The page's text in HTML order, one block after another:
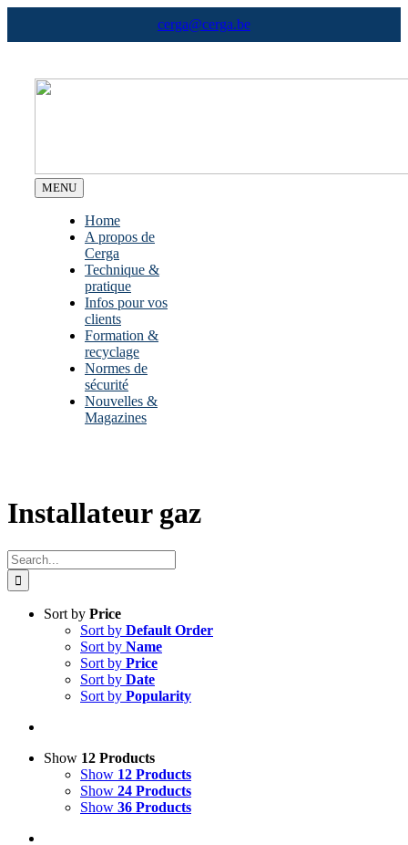
content
cerga@cerga.be
MENU
Home
A propos de
Cerga
Technique &
pratique
Infos pour vos
clients
Formation &
recyclage
Normes de
sécurité
Nouvelles &
Magazines
Installateur gaz
Search
for:
Sort by Price
Sort by Default Order
Sort by Name
Sort by Price
Sort by Date
Sort by Popularity
Show 12 Products
Show 12 Products
Show 24 Products
Show 36 Products